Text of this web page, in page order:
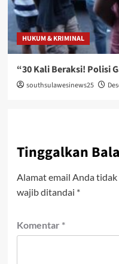
HUKUM & KRIMINAL
“30 Kali Beraksi! Polisi
southsulawesinews25
Tinggalkan
Alamat email Anda
wajib ditandai *
Komentar *